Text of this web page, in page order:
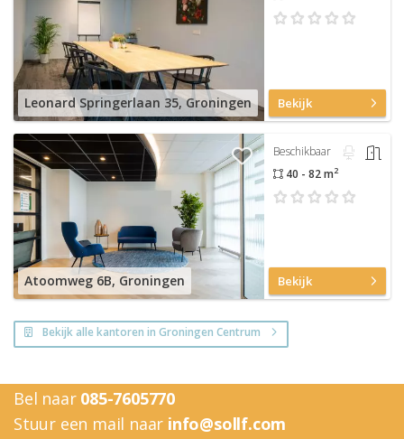
Leonard Springerlaan 35, Groningen Bekijk
Atoomweg 6B, Groningen
Beschikbaar
40 - 82 m2
Bekijk
Bekijk alle kantoren in Groningen Centrum
Bel naar 085-7605770
Stuur een mail naar info@sollf.com